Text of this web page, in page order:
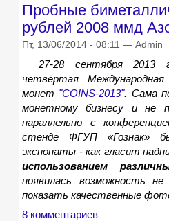
Пробные
рублей 2008 ммд
Пт, 13/06/2014 - 08:11 — Admin
27-28 сентября 2013
четвёртая
монет "COINS-2013". Сама
монетному бизнесу и не
параллельно с
стенде ФГУП «Гознак»
экспонаты - как гласит
использованием
появилась возможность
показать качественные
8 комментариев